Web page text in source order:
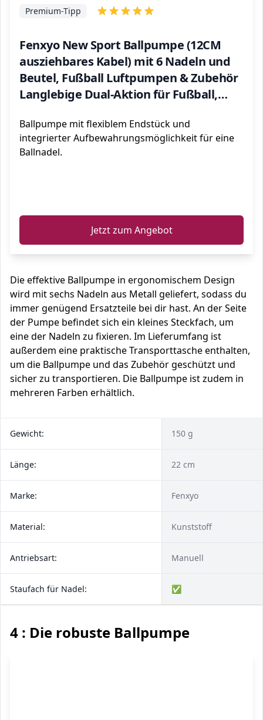
Fenxyo New Sport Ballpumpe (12CM
ausziehbares Kabel) mit 6 Nadeln und
Beutel, Fußball Luftpumpen & Zubehör
Langlebige Dual-Aktion für Fußball,
Netball (Black)
Premium-Tipp
Ballpumpe mit flexiblem Endstück und
integrierter Aufbewahrungsmöglichkeit für eine
Ballnadel.
Jetzt zum Angebot
Die effektive Ballpumpe in ergonomischem Design
wird mit sechs Nadeln aus Metall geliefert, sodass du
immer genügend Ersatzteile bei dir hast. An der Seite
der Pumpe befindet sich ein kleines Steckfach, um
eine der Nadeln zu fixieren. Im Lieferumfang ist
außerdem eine praktische Transporttasche enthalten,
um die Ballpumpe und das Zubehör geschützt und
sicher zu transportieren. Die Ballpumpe ist zudem in
mehreren Farben erhältlich.
Gewicht: 150 g
Länge: 22 cm
Marke: Fenxyo
Material: Kunststoff
Antriebsart: Manuell
Staufach für Nadel: ✅
4 : Die robuste Ballpumpe